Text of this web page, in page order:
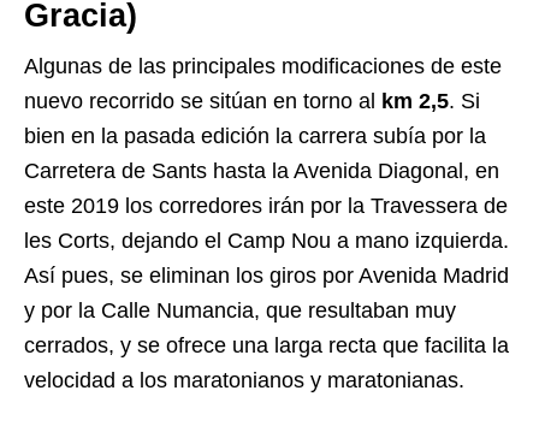
Gracia)
Algunas de las principales modificaciones de este
nuevo recorrido se sitúan en torno al km 2,5. Si
bien en la pasada edición la carrera subía por la
Carretera de Sants hasta la Avenida Diagonal, en
este 2019 los corredores irán por la Travessera de
les Corts, dejando el Camp Nou a mano izquierda.
Así pues, se eliminan los giros por Avenida Madrid
y por la Calle Numancia, que resultaban muy
cerrados, y se ofrece una larga recta que facilita la
velocidad a los maratonianos y maratonianas.